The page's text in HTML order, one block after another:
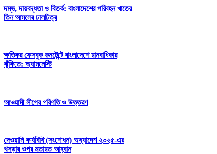
দম্ভ, দায়বদ্ধতা ও বিতর্ক: বাংলাদেশের পরিবহন খাতের
তিন আমলের চালচিত্র
ক্ষতিকর ফেসবুক কনটেন্টে বাংলাদেশে মানবাধিকার
ঝুঁকিতে: অ্যামনেস্টি
আওয়ামী লীগের পরিণতি ও উত্তরণ
দেওয়ানি কার্যবিধি (সংশোধন) অধ্যাদেশ ২০২৫-এর
খসড়ার ওপর মতামত আহ্বান